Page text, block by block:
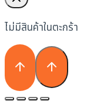
ไม่มีสินค้าในตะกร้า